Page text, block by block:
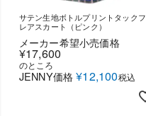
サテン生地ボトルプリントタックフ
レアスカート（ピンク）
メーカー希望小売価格
¥17,600
のところ
JENNY価格 ¥12,100税込